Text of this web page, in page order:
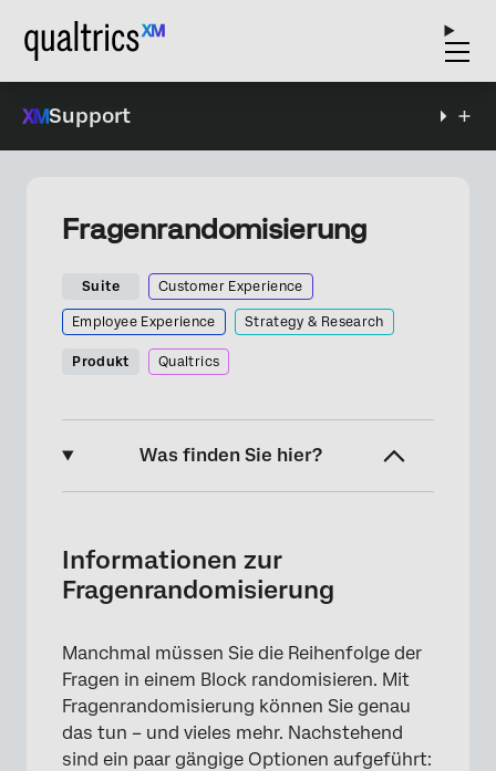
Support
Fragenrandomisierung
Suite Customer Experience
Employee Experience Strategy & Research
Produkt Qualtrics
Was finden Sie hier?
Einrichten der Fragenrandomisierung
Randomisierungsoptionen
Randomisierungsdaten
Fragenrandomisierung in verschiedenen
Projektarten
Informationen zur
Fragenrandomisierung
Manchmal müssen Sie die Reihenfolge der
Fragen in einem Block randomisieren. Mit
Fragenrandomisierung können Sie genau
das tun – und vieles mehr. Nachstehend
sind ein paar gängige Optionen aufgeführt: